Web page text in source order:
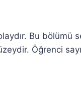
Bu bölümü
Öğrenci